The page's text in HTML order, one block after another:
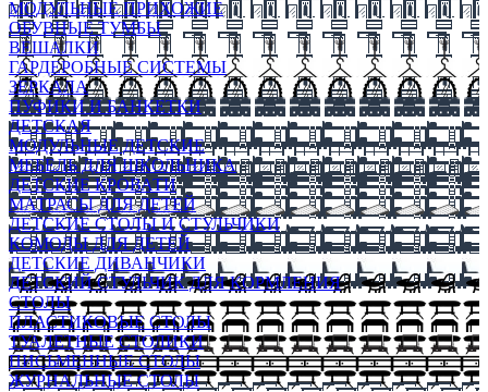
МОДУЛЬНЫЕ ПРИХОЖИЕ
ОБУВНЫЕ ТУМБЫ
ВЕШАЛКИ
ГАРДЕРОБНЫЕ СИСТЕМЫ
ЗЕРКАЛА
ПУФИКИ И БАНКЕТКИ
ДЕТСКАЯ
МОДУЛЬНЫЕ ДЕТСКИЕ
МЕБЕЛЬ ДЛЯ ШКОЛЬНИКА
ДЕТСКИЕ КРОВАТИ
МАТРАСЫ ДЛЯ ДЕТЕЙ
ДЕТСКИЕ СТОЛЫ И СТУЛЬЧИКИ
КОМОДЫ ДЛЯ ДЕТЕЙ
ДЕТСКИЕ ДИВАНЧИКИ
ДЕТСКИЙ СТУЛЬЧИК ДЛЯ КОРМЛЕНИЯ
СТОЛЫ
ПЛАСТИКОВЫЕ СТОЛЫ
ТУАЛЕТНЫЕ СТОЛИКИ
ПИСЬМЕННЫЕ СТОЛЫ
ЖУРНАЛЬНЫЕ СТОЛЫ